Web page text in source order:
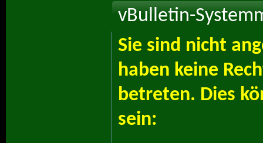
vBulletin-
Sie sind nicht
haben keine
betreten. Dies
sein: